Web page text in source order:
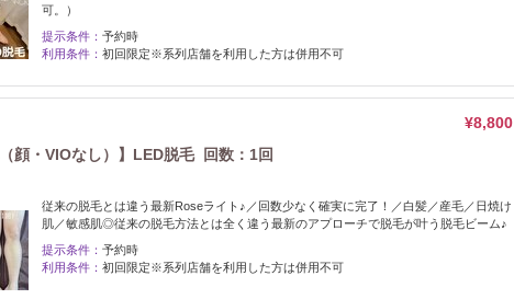
可。）
提示条件： 予約時
利用条件： 初回限定※系列店舗を利用した方は併用不可
¥8,800
（顔・VIOなし）】LED脱毛 回数：1回
従来の脱毛とは違う最新Roseライト♪／回数少なく確実に完了！／白髪／産毛／日焼け
肌／敏感肌◎従来の脱毛方法とは全く違う最新のアプローチで脱毛が叶う脱毛ビーム♪
提示条件： 予約時
利用条件： 初回限定※系列店舗を利用した方は併用不可